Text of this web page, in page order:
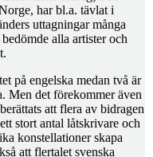
har bl.a. tävlat i
uttagningar många
alla artister och
på engelska medan två är
Men det förekommer även
att flera av bidragen
stort antal låtskrivare och
konstellationer skapa
att flertalet svenska